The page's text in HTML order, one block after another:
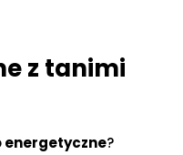
z tanimi
energetyczne?